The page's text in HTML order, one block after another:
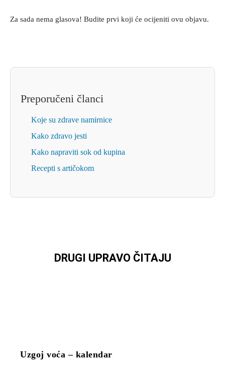
Za sada nema glasova! Budite prvi koji će ocijeniti ovu objavu.
Preporučeni članci
Koje su zdrave namirnice
Kako zdravo jesti
Kako napraviti sok od kupina
Recepti s artičokom
DRUGI UPRAVO ČITAJU
Uzgoj voća – kalendar